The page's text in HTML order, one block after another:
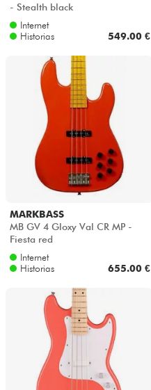
- Stealth black
Internet
Historias
549.00 €
MARKBASS
MB GV 4 Gloxy Val CR MP -
Fiesta red
Internet
Historias
655.00 €